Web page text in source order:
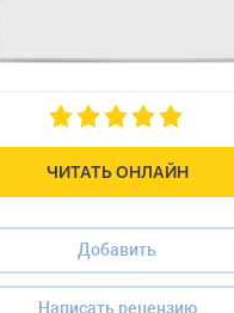
ЧИТАТЬ ОНЛАЙН
Добавить
Написать рецензию